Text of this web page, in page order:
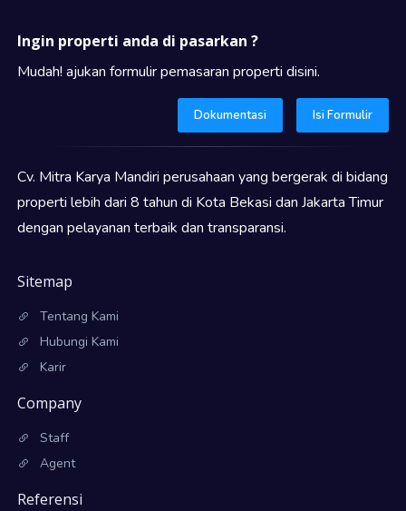
Ingin properti anda di pasarkan ?
Mudah! ajukan formulir pemasaran properti disini.
Dokumentasi Isi Formulir
Cv. Mitra Karya Mandiri perusahaan yang bergerak di bidang
properti lebih dari 8 tahun di Kota Bekasi dan Jakarta Timur
dengan pelayanan terbaik dan transparansi.
Sitemap
Tentang Kami
Hubungi Kami
Karir
Company
Staff
Agent
Referensi